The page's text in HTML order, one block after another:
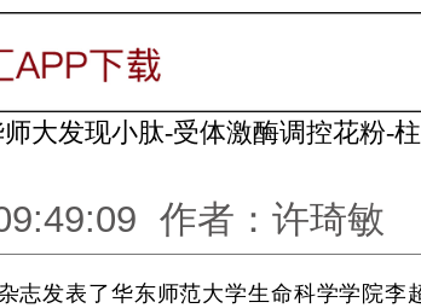
大发现小肽-受体激酶调控花粉-
作者：许琦敏
志发表了华东师范大学生命科学学院李